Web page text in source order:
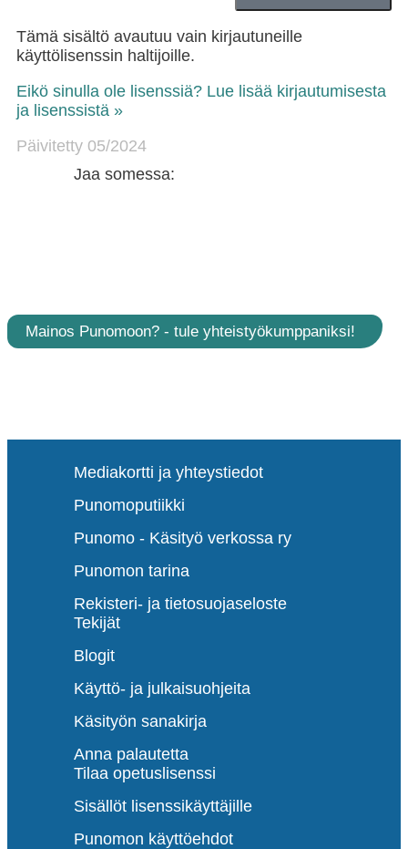
Tämä sisältö avautuu vain kirjautuneille
käyttölisenssin haltijoille.
Eikö sinulla ole lisenssiä? Lue lisää kirjautumisesta
ja lisenssistä »
Päivitetty 05/2024
Jaa somessa:
Mainos Punomoon? - tule yhteistyökumppaniksi!
Mediakortti ja yhteystiedot
Punomoputiikki
Punomo - Käsityö verkossa ry
Punomon tarina
Rekisteri- ja tietosuojaseloste
Tekijät
Blogit
Käyttö- ja julkaisuohjeita
Käsityön sanakirja
Anna palautetta
Tilaa opetuslisenssi
Sisällöt lisenssikäyttäjille
Punomon käyttöehdot